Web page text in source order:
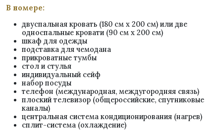
В номере:
двуспальная кровать (180 см х 200 см) или две
односпальные кровати (90 см х 200 см)
шкаф для одежды
подставка для чемодана
прикроватные тумбы
стол и стулья
индивидуальный сейф
набор посуды
телефон (международная, междугородняя связь)
плоский телевизор (общероссийские, спутниковые
каналы)
центральная система кондиционирования (нагрев)
сплит-система (охлаждение)